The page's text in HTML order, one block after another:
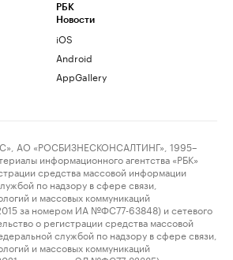
РБК
Новости
iOS
Android
AppGallery
АО «РОСБИЗНЕСКОНСАЛТИНГ», 1995–
информационного агентства «РБК»
средства массовой информации
по надзору в сфере связи,
и массовых коммуникаций
за номером ИА №ФС77-63848) и сетевого
о регистрации средства массовой
службой по надзору в сфере связи,
и массовых коммуникаций